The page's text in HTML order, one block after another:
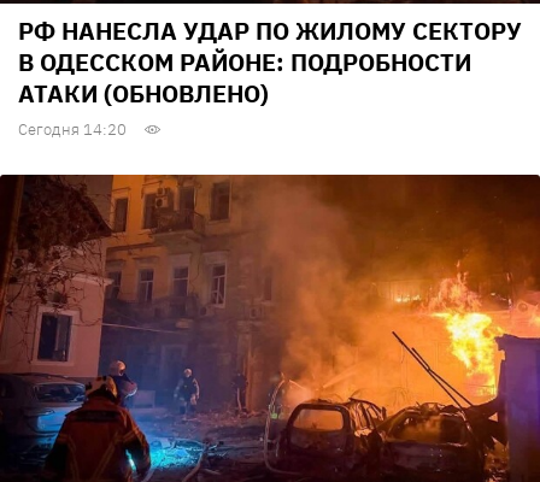
РФ НАНЕСЛА УДАР ПО ЖИЛОМУ СЕКТОРУ
В ОДЕССКОМ РАЙОНЕ: ПОДРОБНОСТИ
АТАКИ (ОБНОВЛЕНО)
Сегодня 14:20